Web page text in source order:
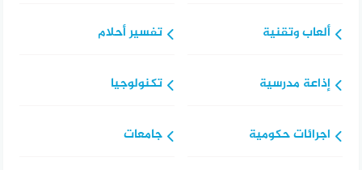
ألعاب وتقنية
إذاعة مدرسية
اجرائات حكومية
تفسير أحلام
تكنولوجيا
جامعات